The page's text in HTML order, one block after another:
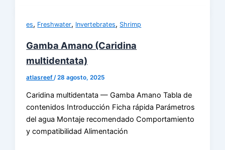
es, Freshwater, Invertebrates, Shrimp
Gamba Amano (Caridina
multidentata)
atlasreef /28 agosto, 2025
Caridina multidentata — Gamba Amano Tabla de
contenidos Introducción Ficha rápida Parámetros
del agua Montaje recomendado Comportamiento
y compatibilidad Alimentación